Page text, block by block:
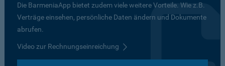
Die BarmeniaApp bietet zudem viele weitere Vorteile. Wie z.B.
Verträge einsehen, persönliche Daten ändern und Dokumente
abrufen.
Video zur Rechnungseinreichung